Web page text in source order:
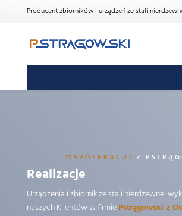
Producent zbiorników i urządzeń ze stali
WSPÓŁPRACUJ Z
Realizacje
Urządzenia i zbiornik ze stali nierdzewnej
naszych Klientów w firmiePstrągowski z